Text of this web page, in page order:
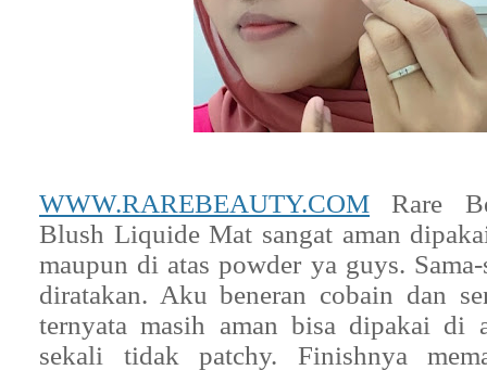
WWW.RAREBEAUTY.COM Rare
Blush Liquide Mat sangat aman
maupun di atas powder ya guys.
diratakan. Aku beneran cobain dan
ternyata masih aman bisa dipakai di
sekali tidak patchy. Finishnya